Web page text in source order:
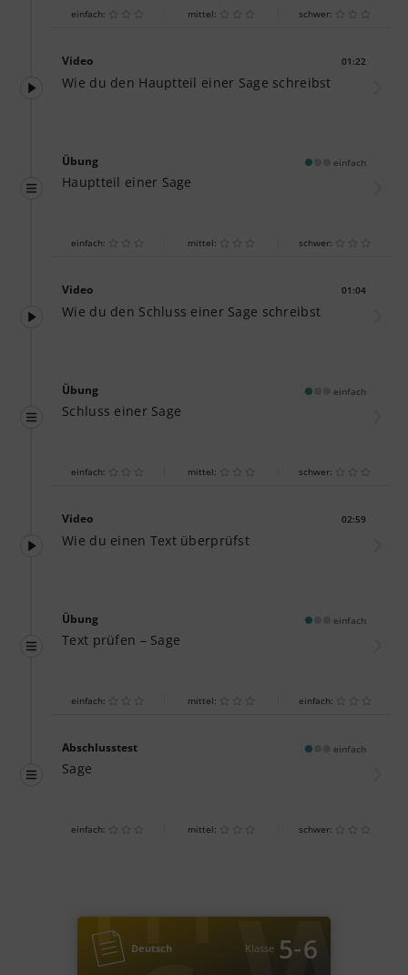
einfach: mittel: schwer:
Video 01:22
Wie du den Hauptteil einer Sage schreibst
Übung einfach
Hauptteil einer Sage
einfach: mittel: schwer:
Video 01:04
Wie du den Schluss einer Sage schreibst
Übung einfach
Schluss einer Sage
einfach: mittel: schwer:
Video 02:59
Wie du einen Text überprüfst
Übung einfach
Text prüfen – Sage
einfach: mittel: einfach:
Abschlusstest einfach
Sage
einfach: mittel: schwer:
Deutsch Klasse 5‐6